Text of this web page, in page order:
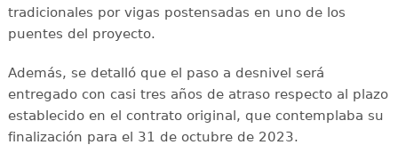
tradicionales por vigas postensadas en uno de los
puentes del proyecto.
Además, se detalló que el paso a desnivel será
entregado con casi tres años de atraso respecto al plazo
establecido en el contrato original, que contemplaba su
finalización para el 31 de octubre de 2023.